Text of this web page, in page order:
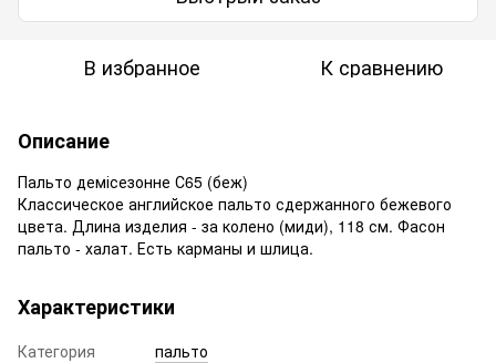
В избранное К сравнению
Описание
Пальто демісезонне С65 (беж)
Классическое английское пальто сдержанного бежевого
цвета. Длина изделия - за колено (миди), 118 см. Фасон
пальто - халат. Есть карманы и шлица.
Характеристики
Категория
пальто